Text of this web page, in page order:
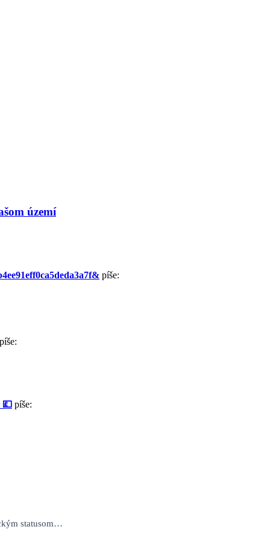
území
píše:
píše:
💷 píše:
statusom…